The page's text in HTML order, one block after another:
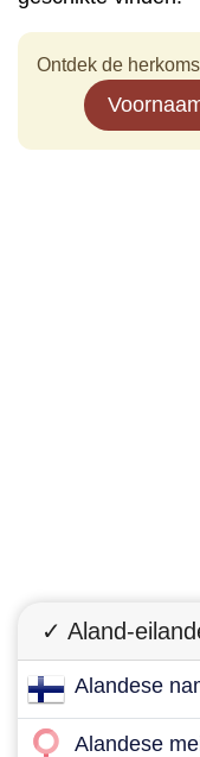
Ontdek de
✓ Aland-
Alandese
Alandese